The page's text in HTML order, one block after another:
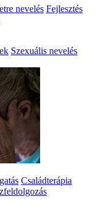
nevelés Fejlesztés
Szexuális nevelés
Családterápia